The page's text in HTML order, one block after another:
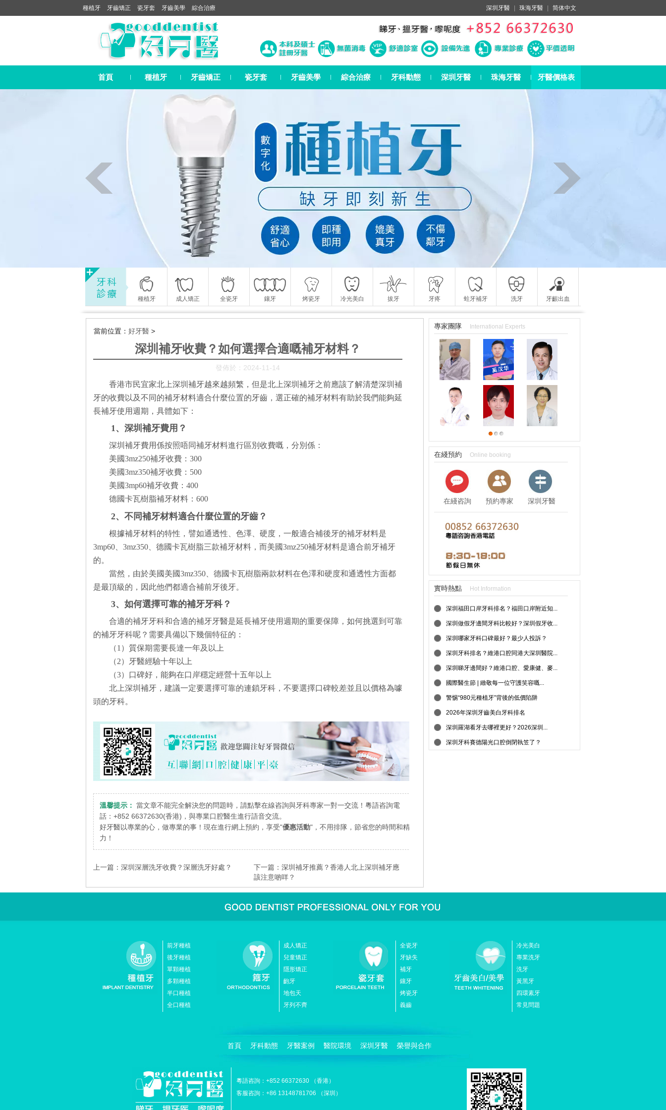
種植牙 牙齒矯正 瓷牙套 牙齒美學 綜合治療 深圳牙醫 珠海牙醫 简体中文
首頁 種植牙 牙齒矯正 瓷牙套 牙齒美學 綜合治療 牙科動態 深圳牙醫 珠海牙醫 牙醫價格表
種植牙 成人矯正 全瓷牙 鑲牙 烤瓷牙 冷光美白 拔牙 牙疼 蛀牙補牙 洗牙 牙齦出血
當前位置： 好牙醫 >
深圳補牙收費？如何選擇合適嘅補牙材料？
發佈於：2024-11-14
香港市民宜家北上深圳補牙越來越頻繁，但是北上深圳補牙之前應該了解清楚深圳補
牙的收費以及不同的補牙材料適合什麼位置的牙齒，選正確的補牙材料有助於我們能夠延
長補牙使用週期，具體如下：
1、深圳補牙費用？
深圳補牙費用係按照唔同補牙材料進行區別收費嘅，分別係：
美國3mz250補牙收費：300
美國3mz350補牙收費：500
美國3mp60補牙收費：400
德國卡瓦樹脂補牙材料：600
2、不同補牙材料適合什麼位置的牙齒？
根據補牙材料的特性，譬如通透性、色澤、硬度，一般適合補後牙的補牙材料是
3mp60、3mz350、德國卡瓦樹脂三款補牙材料，而美國3mz250補牙材料是適合前牙補牙
的。
當然，由於美國美國3mz350、德國卡瓦樹脂兩款材料在色澤和硬度和通透性方面都
是最頂級的，因此他們都適合補前牙後牙。
3、如何選擇可靠的補牙牙科？
合適的補牙牙科和合適的補牙牙醫是延長補牙使用週期的重要保障，如何挑選到可靠
的補牙牙科呢？需要具備以下幾個特征的：
（1）質保期需要長達一年及以上
（2）牙醫經驗十年以上
（3）口碑好，能夠在口岸穩定經營十五年以上
北上深圳補牙，建議一定要選擇可靠的連鎖牙科，不要選擇口碑較差並且以價格為噱
頭的牙科。
溫馨提示： 當文章不能完全解決您的問題時，請點擊在線咨詢與牙科專家一對一交流！粵語咨詢電
話：+852 66372630(香港)，與專業口腔醫生進行語音交流。
好牙醫以專業的心，做專業的事！現在進行網上預約，享受"優惠活動"，不用排隊，節省您的時間和精
力！
上一篇： 深圳深層洗牙收費？深層洗牙好處？ 下一篇：深圳補牙推薦？香港人北上深圳補牙應
該注意啲咩？
專家團隊 International Experts
在綫預約 Online booking
在綫咨詢 預約專家
深圳牙醫
實時熱點 Hot Information
深圳福田口岸牙科排名？福田口岸附近知...
深圳做假牙邊間牙科比較好？深圳假牙收...
深圳哪家牙科口碑最好？最少人投訴？
深圳牙科排名？維港口腔同港大深圳醫院...
深圳睇牙邊間好？維港口腔、愛康健、麥...
國際醫生節 | 緻敬每一位守護笑容嘅...
警惕“980元種植牙”背後的低價陷阱
2026年深圳牙齒美白牙科排名
深圳羅湖看牙去哪裡更好？2026深圳...
深圳牙科賽德陽光口腔倒閉執笠了？
前牙種植
後牙種植
單顆種植
多顆種植
半口種植
全口種植
成人矯正
兒童矯正
隱形矯正
齙牙
地包天
牙列不齊
全瓷牙
牙缺失
補牙
鑲牙
烤瓷牙
義齒
冷光美白
專業洗牙
洗牙
黃黑牙
四環素牙
常見問題
首頁 牙科動態 牙醫案例 醫院環境 深圳牙醫 榮譽與合作
粵語咨詢：+852 66372630 （香港）
客服咨詢：+86 13148781706 （深圳）